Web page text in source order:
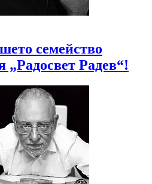
семейство
„Радосвет Радев“!